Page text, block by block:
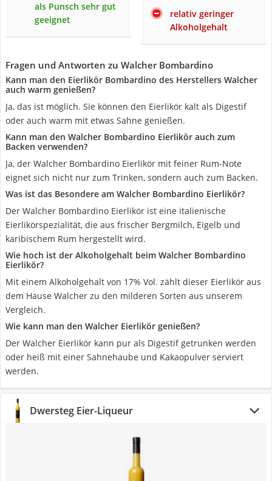
als Punsch sehr gut
geeignet
relativ geringer
Alkoholgehalt
Fragen und Antworten zu Walcher Bombardino
Kann man den Eierlikör Bombardino des Herstellers Walcher
auch warm genießen?
Ja, das ist möglich. Sie können den Eierlikör kalt als Digestif
oder auch warm mit etwas Sahne genießen.
Kann man den Walcher Bombardino Eierlikör auch zum
Backen verwenden?
Ja, der Walcher Bombardino Eierlikör mit feiner Rum-Note
eignet sich nicht nur zum Trinken, sondern auch zum Backen.
Was ist das Besondere am Walcher Bombardino Eierlikör?
Der Walcher Bombardino Eierlikör ist eine italienische
Eierlikörspezialität, die aus frischer Bergmilch, Eigelb und
karibischem Rum hergestellt wird.
Wie hoch ist der Alkoholgehalt beim Walcher Bombardino
Eierlikör?
Mit einem Alkoholgehalt von 17% Vol. zählt dieser Eierlikör aus
dem Hause Walcher zu den milderen Sorten aus unserem
Vergleich.
Wie kann man den Walcher Eierlikör genießen?
Der Walcher Eierlikör kann pur als Digestif getrunken werden
oder heiß mit einer Sahnehaube und Kakaopulver serviert
werden.
Dwersteg Eier-Liqueur